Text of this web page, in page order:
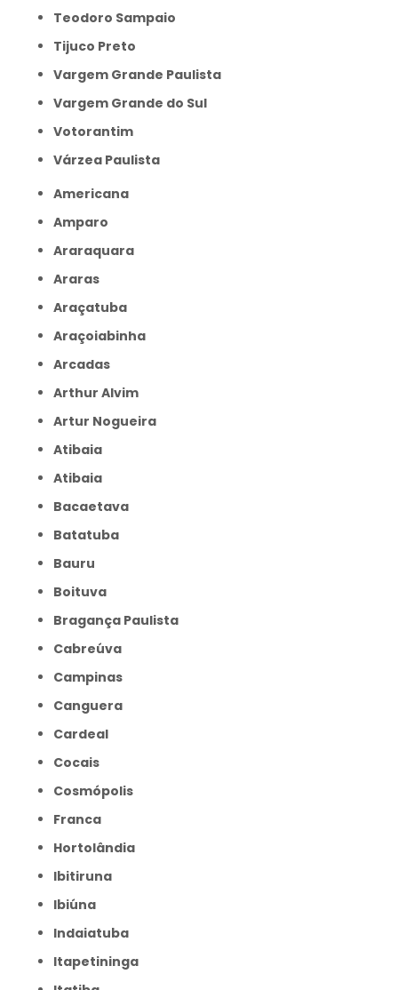
Teodoro Sampaio
Tijuco Preto
Vargem Grande Paulista
Vargem Grande do Sul
Votorantim
Várzea Paulista
Americana
Amparo
Araraquara
Araras
Araçatuba
Araçoiabinha
Arcadas
Arthur Alvim
Artur Nogueira
Atibaia
Atibaia
Bacaetava
Batatuba
Bauru
Boituva
Bragança Paulista
Cabreúva
Campinas
Canguera
Cardeal
Cocais
Cosmópolis
Franca
Hortolândia
Ibitiruna
Ibiúna
Indaiatuba
Itapetininga